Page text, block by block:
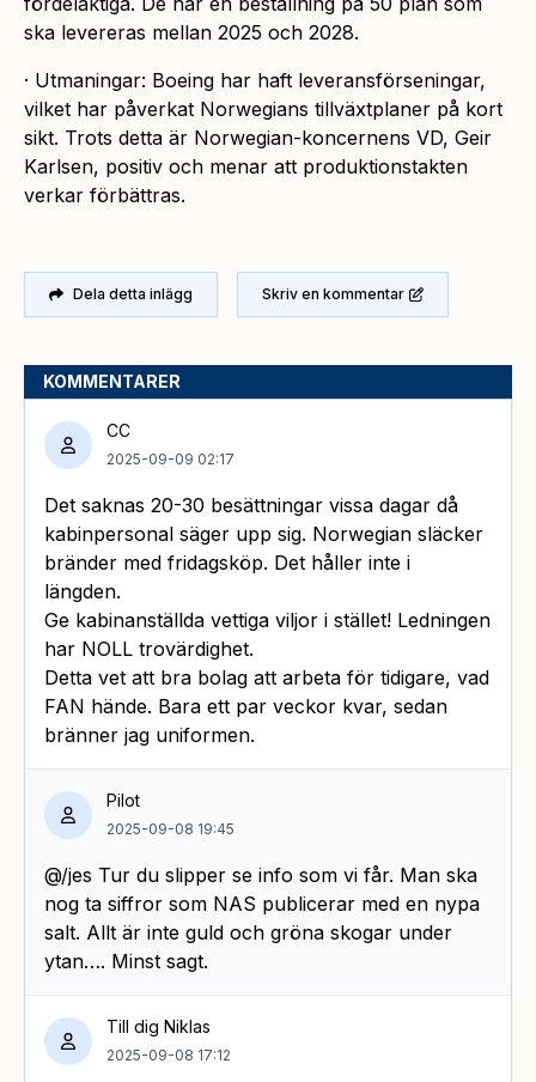
ska levereras mellan 2025 och 2028.
· Utmaningar: Boeing har haft leveransförseningar,
vilket har påverkat Norwegians tillväxtplaner på kort
sikt. Trots detta är Norwegian-koncernens VD, Geir
Karlsen, positiv och menar att produktionstakten
verkar förbättras.
Dela detta inlägg Skriv en kommentar
KOMMENTARER
CC
2025-09-09 02:17
Det saknas 20-30 besättningar vissa dagar då
kabinpersonal säger upp sig. Norwegian släcker
bränder med fridagsköp. Det håller inte i
längden.
Ge kabinanställda vettiga viljor i stället! Ledningen
har NOLL trovärdighet.
Detta vet att bra bolag att arbeta för tidigare, vad
FAN hände. Bara ett par veckor kvar, sedan
bränner jag uniformen.
Pilot
2025-09-08 19:45
@/jes Tur du slipper se info som vi får. Man ska
nog ta siffror som NAS publicerar med en nypa
salt. Allt är inte guld och gröna skogar under
ytan…. Minst sagt.
Till dig Niklas
2025-09-08 17:12